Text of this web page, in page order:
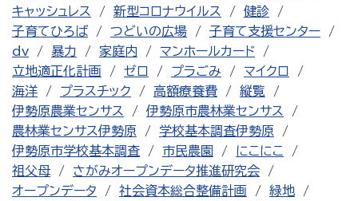
キャッシュレス
新型コロナウイルス
健診
子育てひろば
つどいの広場
子育て支援センター
dv
暴力 家庭内
マンホールカード
立地適正化計画
ゼロ プラごみ
マイクロ
海洋
プラスチック 高額療養費
縦覧
伊勢原農業センサス
伊勢原市農林業センサス
農林業センサス伊勢原
学校基本調査伊勢原
伊勢原市学校基本調査
市民農園
にこにこ
祖父母
さがみオープンデータ推進研究会
オープンデータ
社会資本総合整備計画
緑地